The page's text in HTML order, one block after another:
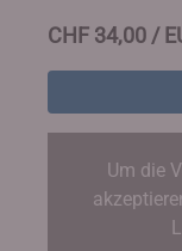
CHF 34,00 /
Um die